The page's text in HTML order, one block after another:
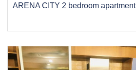
ARENA CITY 2 bedroom apartment